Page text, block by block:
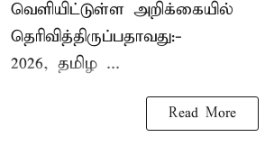
வெளியிட்டுள்ள அறிக்கையில்
தெரிவித்திருப்பதாவது:-
2026, தமிழ ...
Read More